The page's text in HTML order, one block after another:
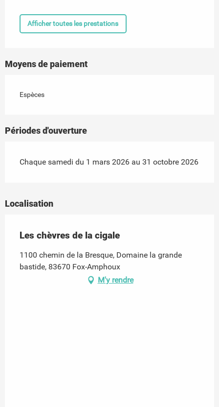
Afficher toutes les prestations
Moyens de paiement
Espèces
Périodes d'ouverture
Chaque samedi du 1 mars 2026 au 31 octobre 2026
Localisation
Les chèvres de la cigale
1100 chemin de la Bresque, Domaine la grande
bastide, 83670 Fox-Amphoux
M'y rendre